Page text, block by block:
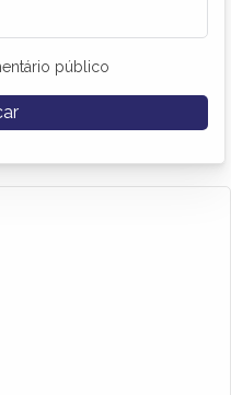
público